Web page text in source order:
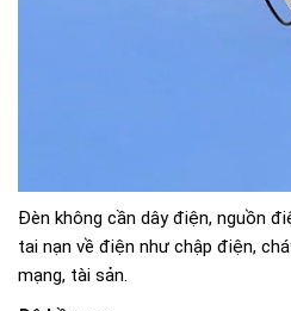
Đèn không cần dây điện, nguồn
tai nạn về điện như chập điện,
mạng, tài sản.